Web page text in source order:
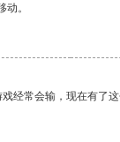
。
经常会输，现在有了